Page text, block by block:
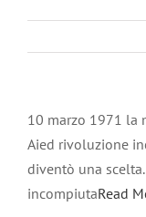
10 marzo 1971 la
Aied rivoluzione
diventò una
incompiutaRead